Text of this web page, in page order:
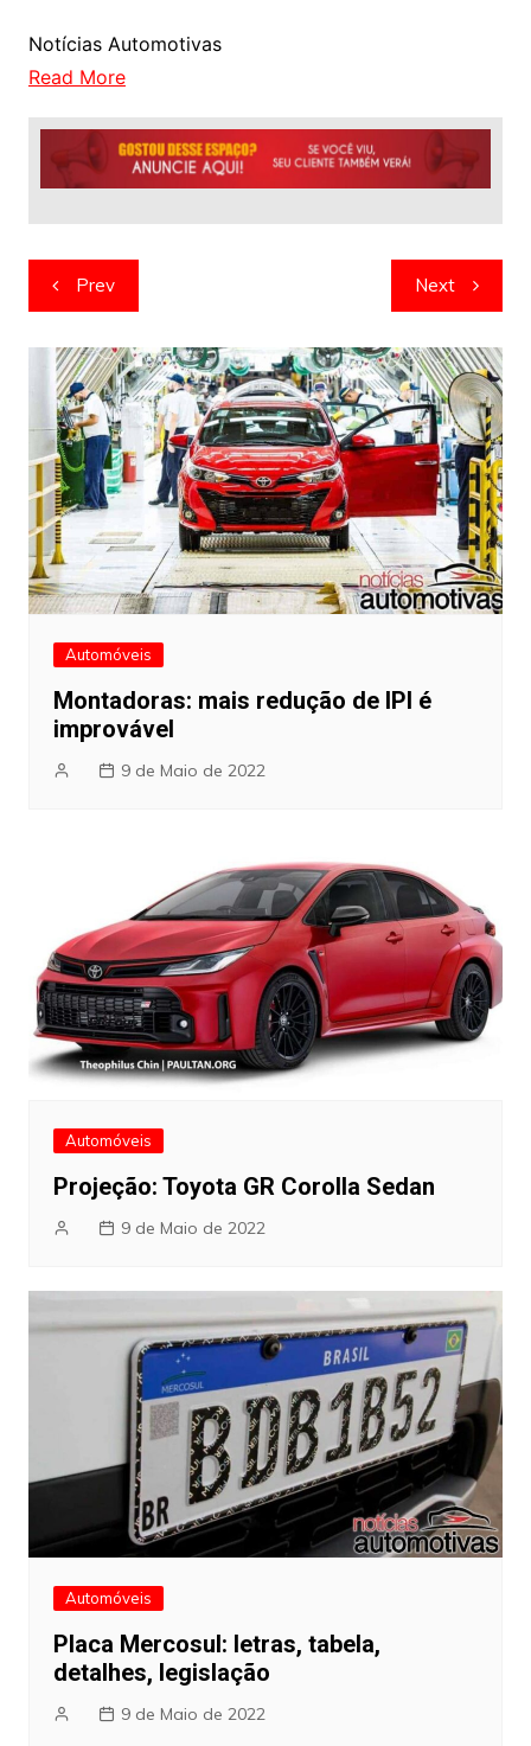
Notícias Automotivas
Read More
Navegação
de
artigos
Prev Next
Automóveis
Montadoras: mais redução de IPI é
improvável
9 de Maio de 2022
Automóveis
Projeção: Toyota GR Corolla Sedan
9 de Maio de 2022
Automóveis
Placa Mercosul: letras, tabela,
detalhes, legislação
9 de Maio de 2022